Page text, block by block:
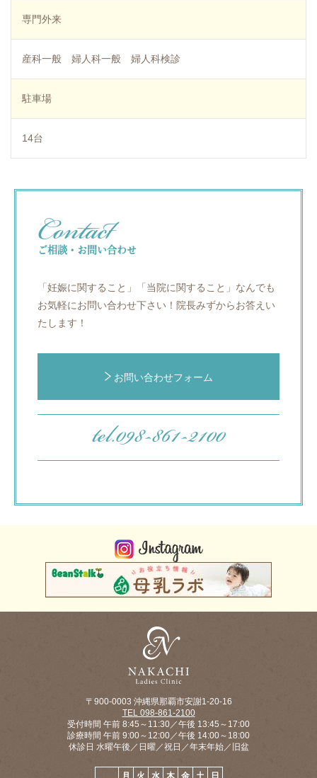
専門外来
産科一般 婦人科一般 婦人科検診
駐車場
14台
Contact
ご相談・お問い合わせ
「妊娠に関すること」「当院に関すること」 なんでも
お気軽にお問い合わせ下さい！院長みずからお答えい
たします！
お問い合わせフォーム
tel.098-861-2100
〒900-0003 沖縄県那覇市安謝1-20-16
TEL 098-861-2100
受付時間 午前 8:45～11:30／午後 13:45～17:00
診療時間 午前 9:00～12:00／午後 14:00～18:00
休診日 水曜午後／日曜／祝日／年末年始／旧盆